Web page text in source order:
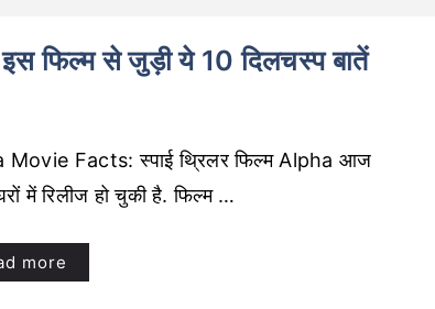
फिल्म से जुड़ी ये 10 दिलचस्प बातें
Movie Facts: स्पाई थ्रिलर फिल्म Alpha आज
में रिलीज हो चुकी है. फिल्म …
more